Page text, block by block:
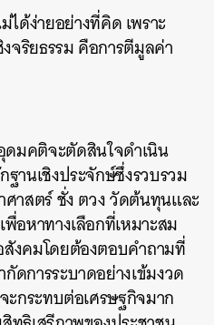
ด้ง่ายอย่างที่คิด เพราะ
จริยธรรม คือการตีมูลค่า
มคติจะตัดสินใจดำเนิน
านเชิงประจักษ์ซึ่งรวบรวม
ศาสตร์ ชั่ง ตวง วัดต้นทุนและ
อหาทางเลือกที่เหมาะสม
งคมโดยต้องตอบคำถามที่
ดการระบาดอย่างเข้มงวด
ะกระทบต่อเศรษฐกิจมาก